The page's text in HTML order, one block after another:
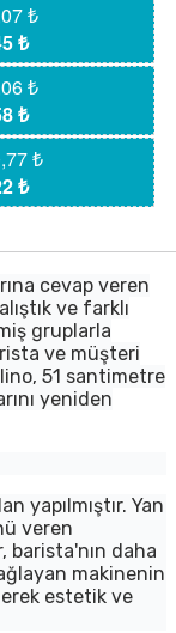
₺
₺
₺
₺
₺
₺
cevap veren
ve farklı
gruplarla
ve müşteri
51 santimetre
yeniden
yapılmıştır. Yan
veren
barista'nın daha
makinenin
estetik ve